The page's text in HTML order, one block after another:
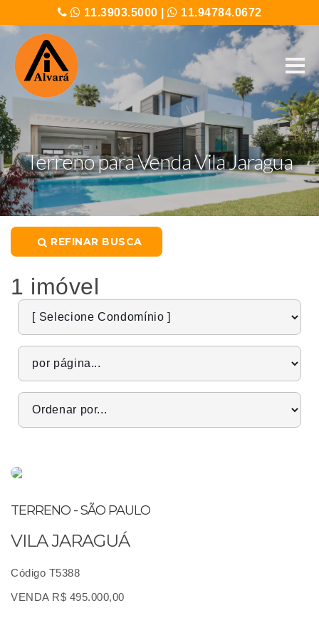
11.3903.5000 11.94784.0672
Terreno para Venda Vila Jaragua
REFINAR BUSCA
1 imóvel
TERRENO - SÃO PAULO
VILA JARAGUÁ
Código T5388
VENDA R$ 495.000,00